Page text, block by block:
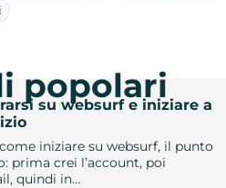
su websurf e iniziare a
iniziare su websurf, il punto
prima crei l’account, poi
quindi in…
popolari